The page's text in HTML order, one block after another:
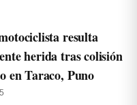
resulta
herida tras colisión
en Taraco, Puno